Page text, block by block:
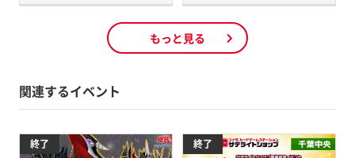
もっと見る
関連するイベント
終了 終了